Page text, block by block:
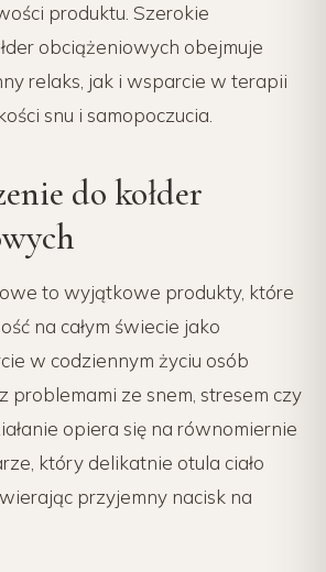
produktu. Szerokie
obciążeniowych obejmuje
relaks, jak i wsparcie w terapii
snu i samopoczucia.
do kołder
to wyjątkowe produkty, które
na całym świecie jako
w codziennym życiu osób
problemami ze snem, stresem czy
opiera się na równomiernie
który delikatnie otula ciało
przyjemny nacisk na